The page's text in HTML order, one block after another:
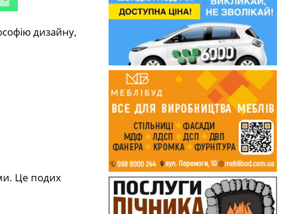
дизайну,
Це подих